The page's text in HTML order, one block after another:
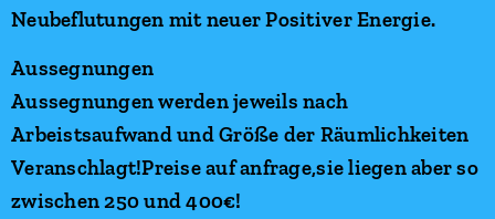
Neubeflutungen mit neuer Positiver Energie.
Aussegnungen
Aussegnungen werden jeweils nach
Arbeistsaufwand und Größe der Räumlichkeiten
Veranschlagt!Preise auf anfrage,sie liegen aber so
zwischen 250 und 400€!